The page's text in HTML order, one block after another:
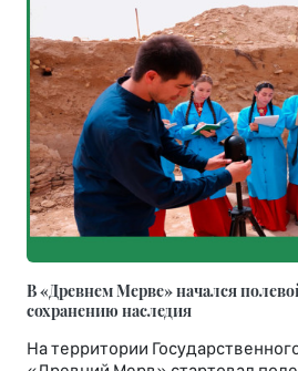
В «Древнем Мерве» начался
сохранению наследия
На территории